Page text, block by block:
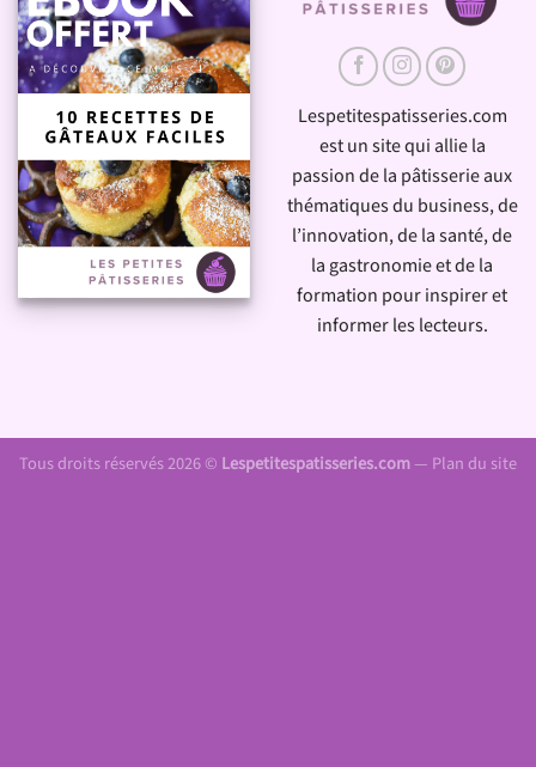
Lespetitespatisseries.com
est un site qui allie la
passion de la pâtisserie aux
thématiques du business, de
l’innovation, de la santé, de
la gastronomie et de la
formation pour inspirer et
informer les lecteurs.
Tous droits réservés 2026 © Lespetitespatisseries.com— Plan du site